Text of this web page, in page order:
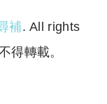
補. All rights
得轉載。